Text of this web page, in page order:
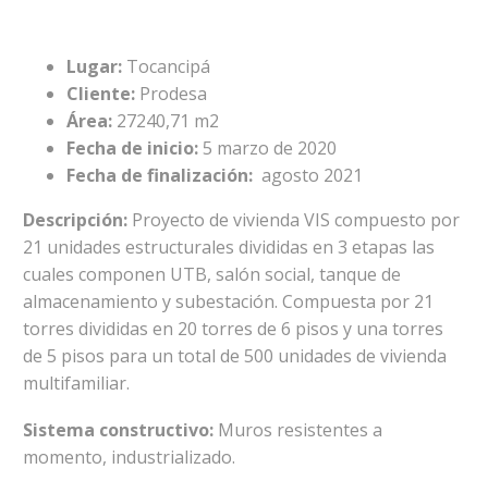
Lugar: Tocancipá
Cliente: Prodesa
Área: 27240,71 m2
Fecha de inicio:5 marzo de 2020
Fecha de finalización: agosto 2021
Descripción: Proyecto de vivienda VIS compuesto por
21 unidades estructurales divididas en 3 etapas las
cuales componen UTB, salón social, tanque de
almacenamiento y subestación. Compuesta por 21
torres divididas en 20 torres de 6 pisos y una torres
de 5 pisos para un total de 500 unidades de vivienda
multifamiliar.
Sistema constructivo: Muros resistentes a
momento, industrializado.